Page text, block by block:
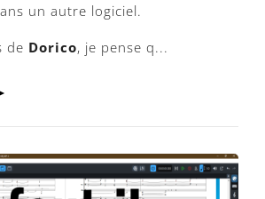
un autre logiciel.
de Dorico, je pense q...